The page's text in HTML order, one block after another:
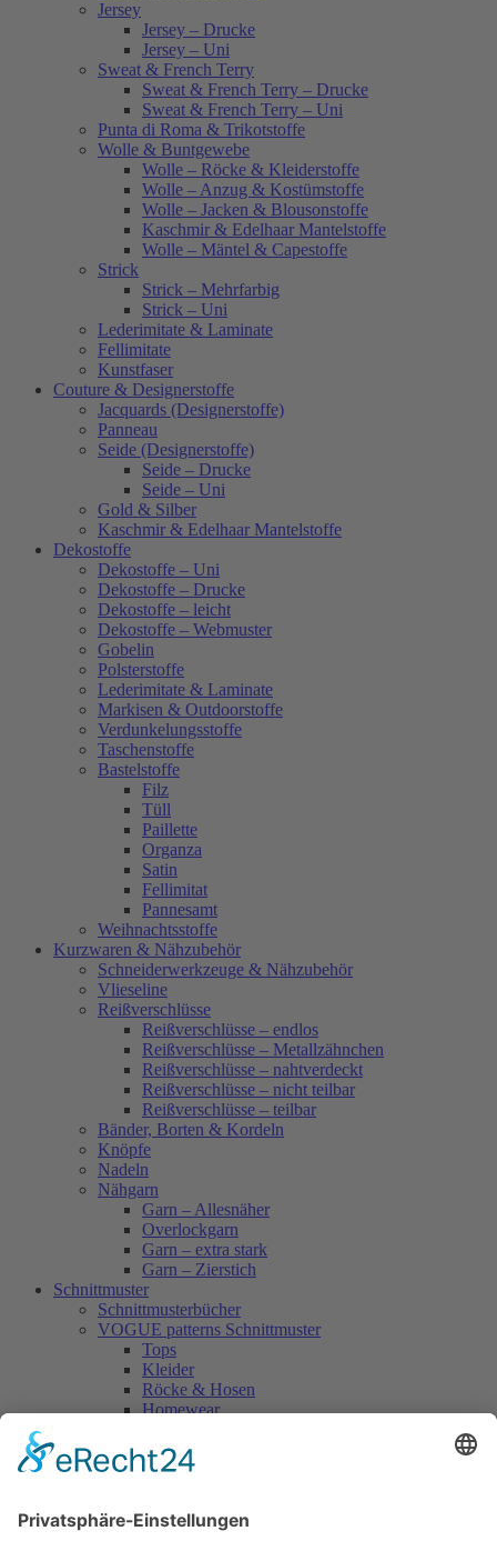
Jersey
Jersey – Drucke
Jersey – Uni
Sweat & French Terry
Sweat & French Terry – Drucke
Sweat & French Terry – Uni
Punta di Roma & Trikotstoffe
Wolle & Buntgewebe
Wolle – Röcke & Kleiderstoffe
Wolle – Anzug & Kostümstoffe
Wolle – Jacken & Blousonstoffe
Kaschmir & Edelhaar Mantelstoffe
Wolle – Mäntel & Capestoffe
Strick
Strick – Mehrfarbig
Strick – Uni
Lederimitate & Laminate
Fellimitate
Kunstfaser
Couture & Designerstoffe
Jacquards (Designerstoffe)
Panneau
Seide (Designerstoffe)
Seide – Drucke
Seide – Uni
Gold & Silber
Kaschmir & Edelhaar Mantelstoffe
Dekostoffe
Dekostoffe – Uni
Dekostoffe – Drucke
Dekostoffe – leicht
Dekostoffe – Webmuster
Gobelin
Polsterstoffe
Lederimitate & Laminate
Markisen & Outdoorstoffe
Verdunkelungsstoffe
Taschenstoffe
Bastelstoffe
Filz
Tüll
Paillette
Organza
Satin
Fellimitat
Pannesamt
Weihnachtsstoffe
Kurzwaren & Nähzubehör
Schneiderwerkzeuge & Nähzubehör
Vlieseline
Reißverschlüsse
Reißverschlüsse – endlos
Reißverschlüsse – Metallzähnchen
Reißverschlüsse – nahtverdeckt
Reißverschlüsse – nicht teilbar
Reißverschlüsse – teilbar
Bänder, Borten & Kordeln
Knöpfe
Nadeln
Nähgarn
Garn – Allesnäher
Overlockgarn
Garn – extra stark
Garn – Zierstich
Schnittmuster
Schnittmusterbücher
VOGUE patterns Schnittmuster
Tops
Kleider
Röcke & Hosen
Homewear
Vogue Vintage
Herren
Accessoires
Einzelschnittmuster Burda